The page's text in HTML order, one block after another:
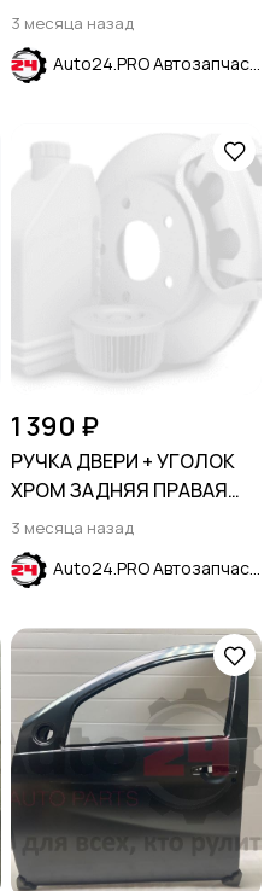
(T19FL) 2023-
3 месяца назад
Auto24.PRO Автозапчасти
1 390 ₽
РУЧКА ДВЕРИ + УГОЛОК
ХРОМ ЗАДНЯЯ ПРАВАЯ
HYUNDAI ELANTRA AD 2015-
2019
3 месяца назад
Auto24.PRO Автозапчасти